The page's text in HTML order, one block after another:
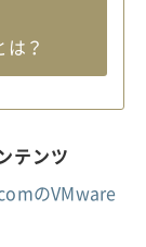
？
テンツ
のVMware